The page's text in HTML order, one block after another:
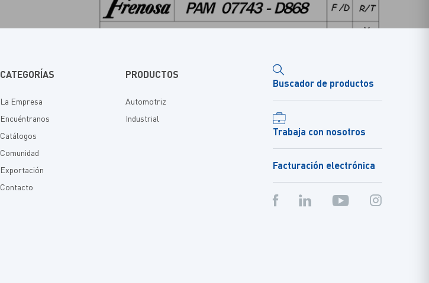
CATEGORÍAS
La Empresa
Encuéntranos
Catálogos
Comunidad
Exportación
Contacto
PRODUCTOS
Automotriz
Industrial
Buscador de productos
Trabaja con nosotros
Facturación electrónica